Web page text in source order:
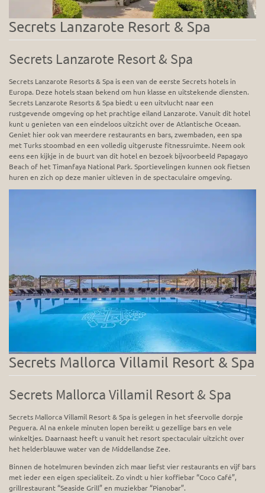
Secrets Lanzarote Resort & Spa
Secrets Lanzarote Resort & Spa
Secrets Lanzarote Resorts & Spa is een van de eerste Secrets hotels in
Europa. Deze hotels staan bekend om hun klasse en uitstekende diensten.
Secrets Lanzarote Resorts & Spa biedt u een uitvlucht naar een
rustgevende omgeving op het prachtige eiland Lanzarote. Vanuit dit hotel
kunt u genieten van een eindeloos uitzicht over de Atlantische Oceaan.
Geniet hier ook van meerdere restaurants en bars, zwembaden, een spa
met Turks stoombad en een volledig uitgeruste fitnessruimte. Neem ook
eens een kijkje in de buurt van dit hotel en bezoek bijvoorbeeld Papagayo
Beach of het Timanfaya National Park. Sportievelingen kunnen ook fietsen
huren en zich op deze manier uitleven in de spectaculaire omgeving.
Secrets Mallorca Villamil Resort & Spa
Secrets Mallorca Villamil Resort & Spa
Secrets Mallorca Villamil Resort & Spa is gelegen in het sfeervolle dorpje
Peguera. Al na enkele minuten lopen bereikt u gezellige bars en vele
winkeltjes. Daarnaast heeft u vanuit het resort spectaculair uitzicht over
het helderblauwe water van de Middellandse Zee.
Binnen de hotelmuren bevinden zich maar liefst vier restaurants en vijf bars
met ieder een eigen specialiteit. Zo vindt u hier koffiebar “Coco Café”,
grillrestaurant “Seaside Grill” en muziekbar “Pianobar”.